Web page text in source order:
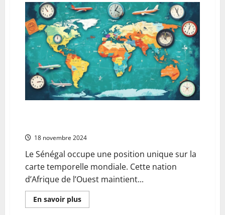
Comment
participer
aux
meetups
Couchsurfing
:
Guide
et
astuces
pour
une
premiere
experience
communautaire
18 novembre 2024
Le Sénégal occupe une position unique sur la
carte temporelle mondiale. Cette nation
d’Afrique de l’Ouest maintient...
En savoir plusEn
savoir